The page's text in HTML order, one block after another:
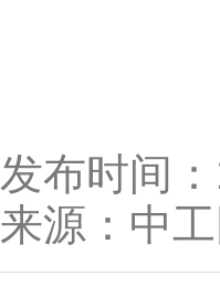
发布时间
来源：中